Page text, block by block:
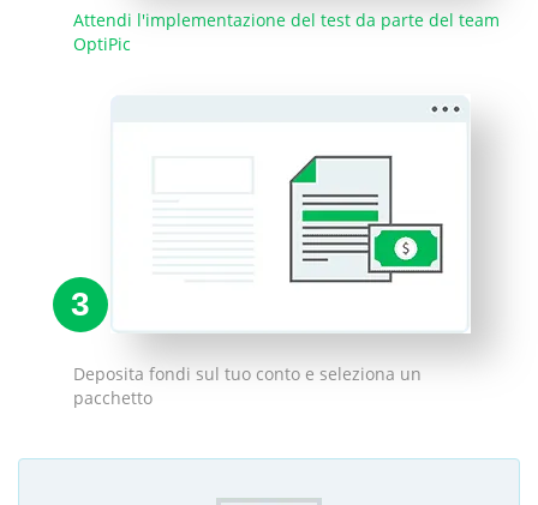
Attendi l'implementazione del test da parte del team
OptiPic
3
Deposita fondi sul tuo conto e seleziona un
pacchetto